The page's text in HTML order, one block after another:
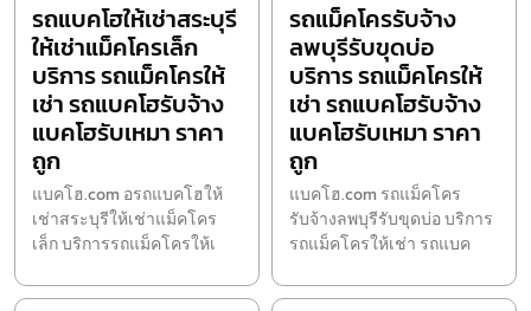
รถแบคโฮให้เช่าสระบุรี
ให้เช่าแม็คโครเล็ก
บริการ รถแม็คโครให้
เช่า รถแบคโฮรับจ้าง
แบคโฮรับเหมา ราคา
ถูก
แบคโฮ.com อรถแบคโฮให้
เช่าสระบุรีให้เช่าแม็คโคร
เล็ก บริการรถแม็คโครให้เ
รถแม็คโครรับจ้าง
ลพบุรีรับขุดบ่อ
บริการ รถแม็คโครให้
เช่า รถแบคโฮรับจ้าง
แบคโฮรับเหมา ราคา
ถูก
แบคโฮ.com รถแม็คโคร
รับจ้างลพบุรีรับขุดบ่อ บริการ
รถแม็คโครให้เช่า รถแบค